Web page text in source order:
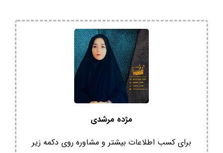
مژده مرشدی
برای کسب اطلاعات بیشتر و مشاوره روی دکمه زیر